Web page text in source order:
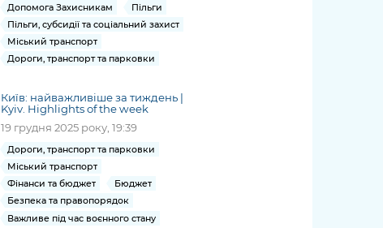
Допомога Захисникам
Пільги
Пільги, субсидії та соціальний захист
Міський транспорт
Дороги, транспорт та парковки
Київ: найважливіше за тиждень |
Kyiv. Highlights of the week
19 грудня 2025 року, 19:39
Дороги, транспорт та парковки
Міський транспорт
Фінанси та бюджет
Бюджет
Безпека та правопорядок
Важливе під час воєнного стану